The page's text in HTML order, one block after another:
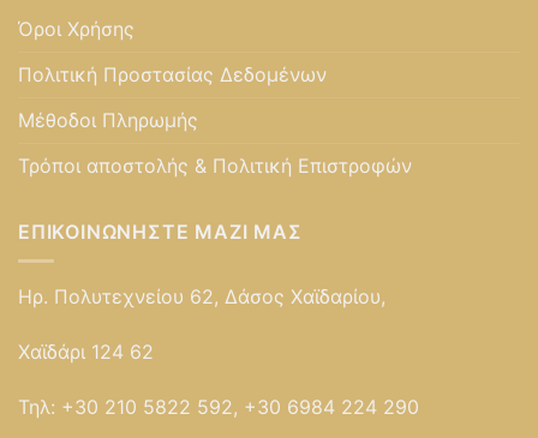
Όροι Χρήσης
Πολιτική Προστασίας Δεδομένων
Μέθοδοι Πληρωμής
Τρόποι αποστολής & Πολιτική Επιστροφών
ΕΠΙΚΟΙΝΩΝΉΣΤΕ ΜΑΖΊ ΜΑΣ
Ηρ. Πολυτεχνείου 62, Δάσος Χαϊδαρίου,
Χαϊδάρι 124 62
Τηλ: +30 210 5822 592, +30 6984 224 290